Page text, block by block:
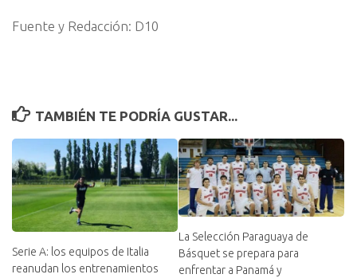
Fuente y Redacción: D10
TAMBIÉN TE PODRÍA GUSTAR...
Serie A: los equipos de Italia
reanudan los entrenamientos
La Selección Paraguaya de
Básquet se prepara para
enfrentar a Panamá y